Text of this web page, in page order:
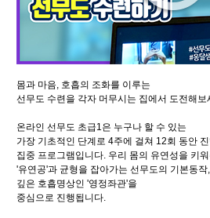
몸과 마음, 호흡의 조화를 이루는
선무도 수련을 각자 머무시는 집에서 도전해보
온라인 선무도 초급1은 누구나 할 수 있는
가장 기초적인 단계로 4주에 걸쳐 12회 동안
집중 프로그램입니다. 우리 몸의 유연성을 키
'유연공'과 균형을 잡아가는 선무도의 기본동작,
깊은 호흡명상인 '영정좌관'을
중심으로 진행됩니다.